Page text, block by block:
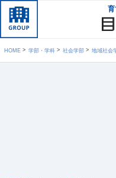
HOME 学部・学科 社会学部 地域社会